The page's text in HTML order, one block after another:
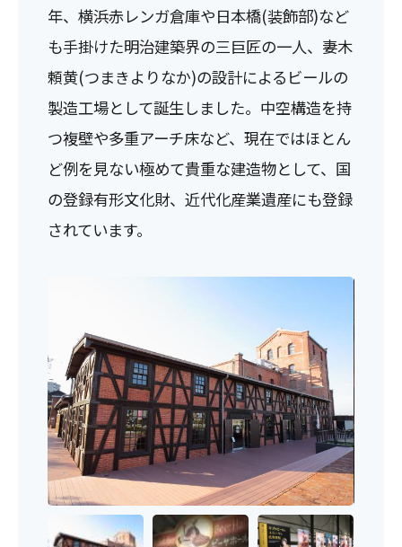
年、横浜赤レンガ倉庫や日本橋(装飾部)など
も手掛けた明治建築界の三巨匠の一人、妻木
頼黄(つまきよりなか)の設計によるビールの
製造工場として誕生しました。中空構造を持
つ複壁や多重アーチ床など、現在ではほとん
ど例を見ない極めて貴重な建造物として、国
の登録有形文化財、近代化産業遺産にも登録
されています。